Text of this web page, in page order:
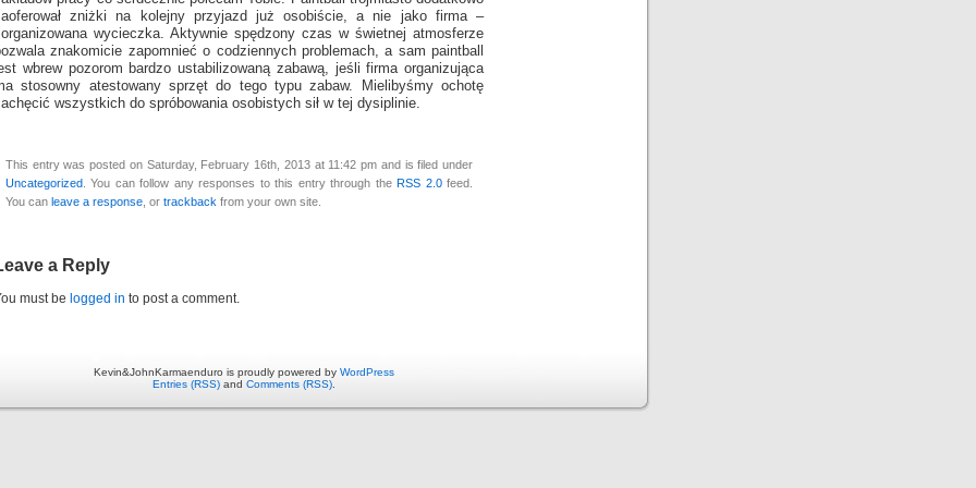
zniżki na kolejny przyjazd już osobiście, a nie jako firma –
wycieczka. Aktywnie spędzony czas w świetnej atmosferze
znakomicie zapomnieć o codziennych problemach, a sam paintball
wbrew pozorom bardzo ustabilizowaną zabawą, jeśli firma organizująca
stosowny atestowany sprzęt do tego typu zabaw. Mielibyśmy ochotę
wszystkich do spróbowania osobistych sił w tej dysiplinie.
This entry was posted on Saturday, February 16th, 2013 at 11:42 pm and is filed under
Uncategorized . You can follow any responses to this entry through theRSS 2.0feed.
You can leave a response , or trackback from your own site.
a Reply
must be logged in to post a comment.
Kevin&JohnKarmaenduro is proudly powered by WordPress
Entries (RSS) and Comments (RSS)